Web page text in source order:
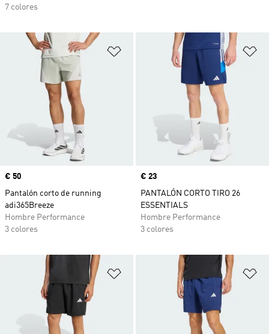
7 colores
Añadir a la lista de deseos
Precio
€ 50
Pantalón corto de running
adi365Breeze
Hombre Performance
3 colores
Precio
€ 23
PANTALÓN CORTO TIRO 26
ESSENTIALS
Hombre Performance
3 colores
Añadir a la lista de deseos